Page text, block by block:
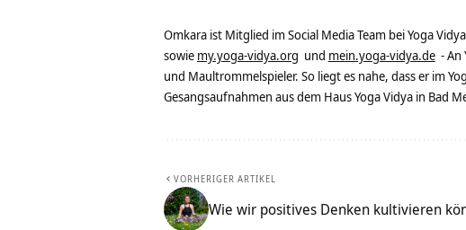
Omkara ist Mitglied im Social Media Team bei Yoga
sowie my.yoga-vidya.org und mein.yoga-vidya.de - An
und Maultrommelspieler. So liegt es nahe, dass er im
Gesangsaufnahmen aus dem Haus Yoga Vidya in Bad
VORHERIGER ARTIKEL
Wie wir positives Denken kultivieren